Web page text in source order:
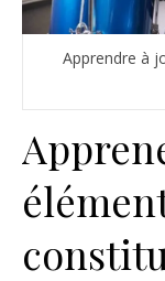
Apprendre à